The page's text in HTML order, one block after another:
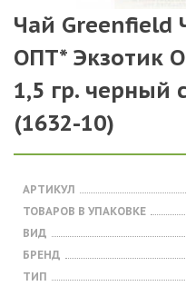
Чай Greenfield
ОПТ* Экзотик
1,5 гр. черный
(1632-10)
АРТИКУЛ
ТОВАРОВ В УПАКОВКЕ
ВИД
БРЕНД
ТИП